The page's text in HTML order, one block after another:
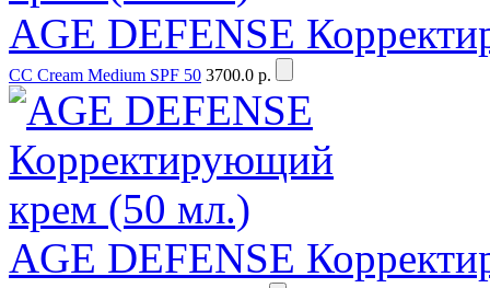
AGE DEFENSE
CC Cream Medium SPF 50 3700.0 р.
AGE DEFENSE